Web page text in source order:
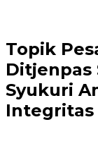
Topik
Ditjenpas
Syukuri
Integritas